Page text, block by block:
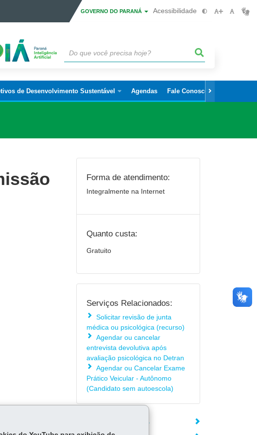
GOVERNO DO PARANÁ Acessibilidade
de Desenvolvimento Sustentável Agendas Fale Conosco
Forma de atendimento:
Integralmente na Internet
Quanto custa:
Gratuito
Serviços Relacionados:
Solicitar revisão de junta
médica ou psicológica (recurso)
Agendar ou cancelar
entrevista devolutiva após
avaliação psicológica no Detran
Agendar ou Cancelar Exame
Prático Veicular - Autônomo
(Candidato sem autoescola)
ÓRGÃO RESPONSÁVEL